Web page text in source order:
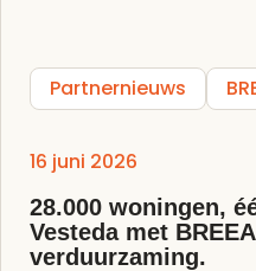
Partnernieuws
16 juni 2026
28.000 woningen,
Vesteda met
verduurzaming.